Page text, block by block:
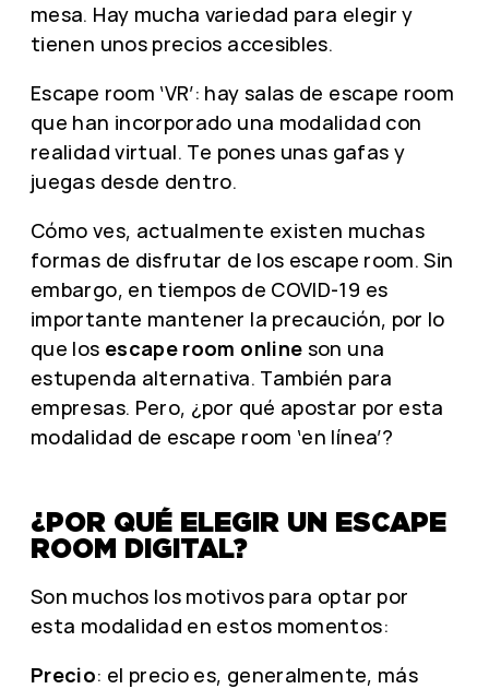
mesa. Hay mucha variedad para elegir y
tienen unos precios accesibles.
Escape room ‘VR’: hay salas de escape room
que han incorporado una modalidad con
realidad virtual. Te pones unas gafas y
juegas desde dentro.
Cómo ves, actualmente existen muchas
formas de disfrutar de los escape room. Sin
embargo, en tiempos de COVID-19 es
importante mantener la precaución, por lo
que los escape room online son una
estupenda alternativa. También para
empresas. Pero, ¿por qué apostar por esta
modalidad de escape room ‘en línea’?
¿POR QUÉ ELEGIR UN ESCAPE
ROOM DIGITAL?
Son muchos los motivos para optar por
esta modalidad en estos momentos:
Precio: el precio es, generalmente, más